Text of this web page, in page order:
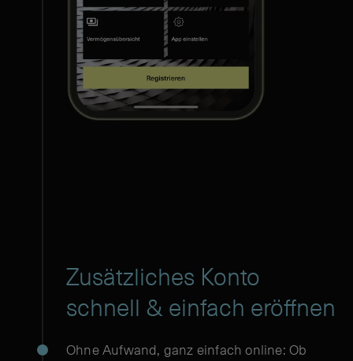
Zusätzliches Konto
schnell & einfach eröffnen
Ohne Aufwand, ganz einfach online: Ob